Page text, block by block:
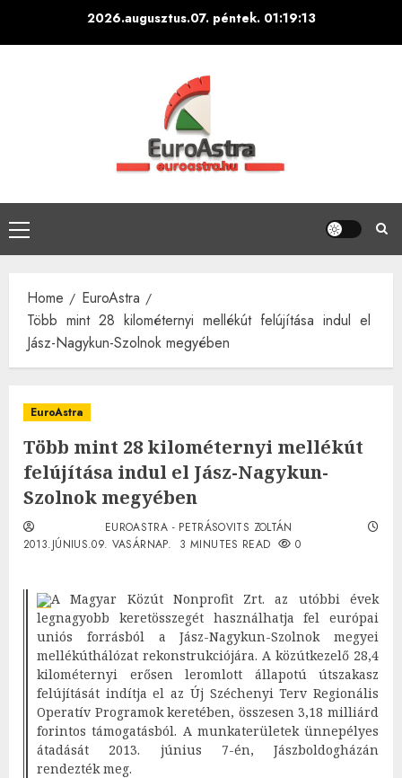
2026.augusztus.07. péntek. 01:19:14
Primary
Menu
Home
EuroAstra
Több mint 28 kilométernyi mellékút felújítása indul el
Jász-Nagykun-Szolnok megyében
EuroAstra
Több mint 28 kilométernyi mellékút
felújítása indul el Jász-Nagykun-
Szolnok megyében
EUROASTRA - PETRÁSOVITS ZOLTÁN
2013.JÚNIUS.09. VASÁRNAP.
3 MINUTES READ 0
A Magyar Közút Nonprofit Zrt. az utóbbi évek
legnagyobb keretösszegét használhatja fel európai
uniós forrásból a Jász-Nagykun-Szolnok megyei
mellékúthálózat rekonstrukciójára. A közútkezelő 28,4
kilométernyi erősen leromlott állapotú útszakasz
felújítását indítja el az Új Széchenyi Terv Regionális
Operatív Programok keretében, összesen 3,18 milliárd
forintos támogatásból. A munkaterületek ünnepélyes
átadását 2013. június 7-én, Jászboldogházán
rendezték meg.